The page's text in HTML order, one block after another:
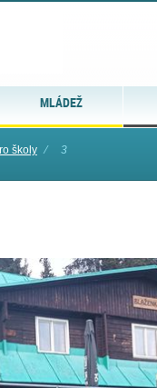
MLÁDEŽ
školy ⁄ 3